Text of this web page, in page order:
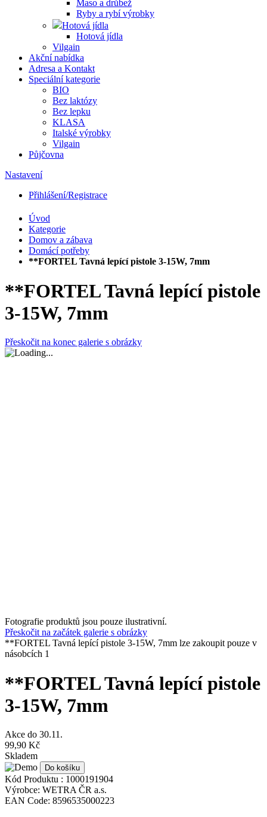
Maso a drůbež
Ryby a rybí výrobky
Hotová jídla
Hotová jídla
Vilgain
Akční nabídka
Adresa a Kontakt
Speciální kategorie
BIO
Bez laktózy
Bez lepku
KLASA
Italské výrobky
Vilgain
Půjčovna
Nastavení
Přihlášení/Registrace
Úvod
Kategorie
Domov a zábava
Domácí potřeby
**FORTEL Tavná lepící pistole 3-15W, 7mm
**FORTEL Tavná lepící pistole
3-15W, 7mm
Přeskočit na konec galerie s obrázky
Fotografie produktů jsou pouze ilustrativní.
Přeskočit na začátek galerie s obrázky
**FORTEL Tavná lepící pistole 3-15W, 7mm lze zakoupit pouze v
násobcích 1
**FORTEL Tavná lepící pistole
3-15W, 7mm
Akce do 30.11.
99,90 Kč
Skladem
Do košíku
Kód Produktu : 1000191904
Výrobce: WETRA ČR a.s.
EAN Code: 8596535000223